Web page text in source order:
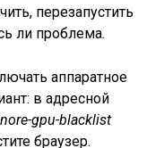
перезапустить
ли проблема.
аппаратное
в адресной
gpu-blacklist
браузер.